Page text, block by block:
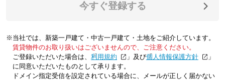
今すぐ登録する
※当社では、新築一戸建て・中古一戸建て・土地をご紹介しています。
賃貸物件のお取り扱いはございませんので、ご注意ください。
ご登録いただいた場合は、「利用規約 」及び「個人情報保護方針
」
に同意いただいたものとして承ります。
ドメイン指定受信を設定されている場合に、メールが正しく届かない